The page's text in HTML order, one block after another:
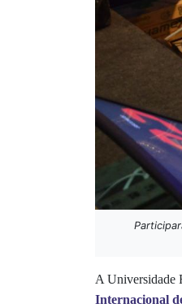
A Universidade
Internacional